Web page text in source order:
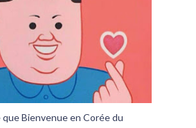
Bienvenue en Corée du